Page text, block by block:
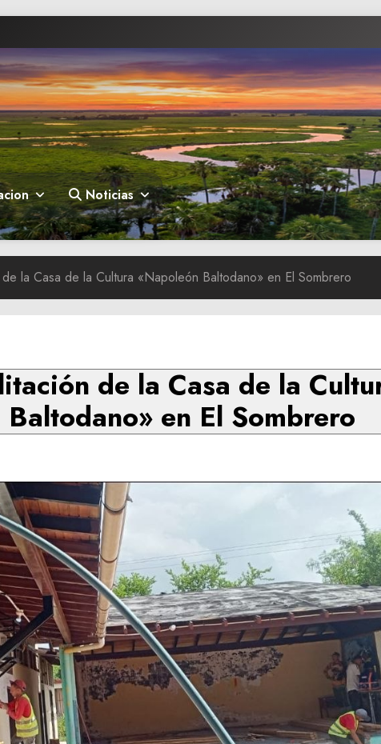
Noticias
la Casa de la Cultura «Napoleón Baltodano» en El Sombrero
de la Casa de la
Baltodano» en El Sombrero